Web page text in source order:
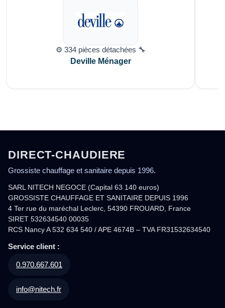
⚙️ 334 pièces détachées 🔧
Deville Ménager
DIRECT-CHAUDIERE
Grossiste chauffage et sanitaire depuis 1996.
SARL NITECH NEGOCE (Capital 63 140 euros)
GROSSISTE CHAUFFAGE ET SANITAIRE DEPUIS 1996
4 Ter rue du maréchal Leclerc, 54390 FROUARD, France
SIRET 532634540 00035
RCS Nancy A 532 634 540 / APE 4674B – TVA FR31532634540
Service client :
0.970.667.601
info@nitech.fr